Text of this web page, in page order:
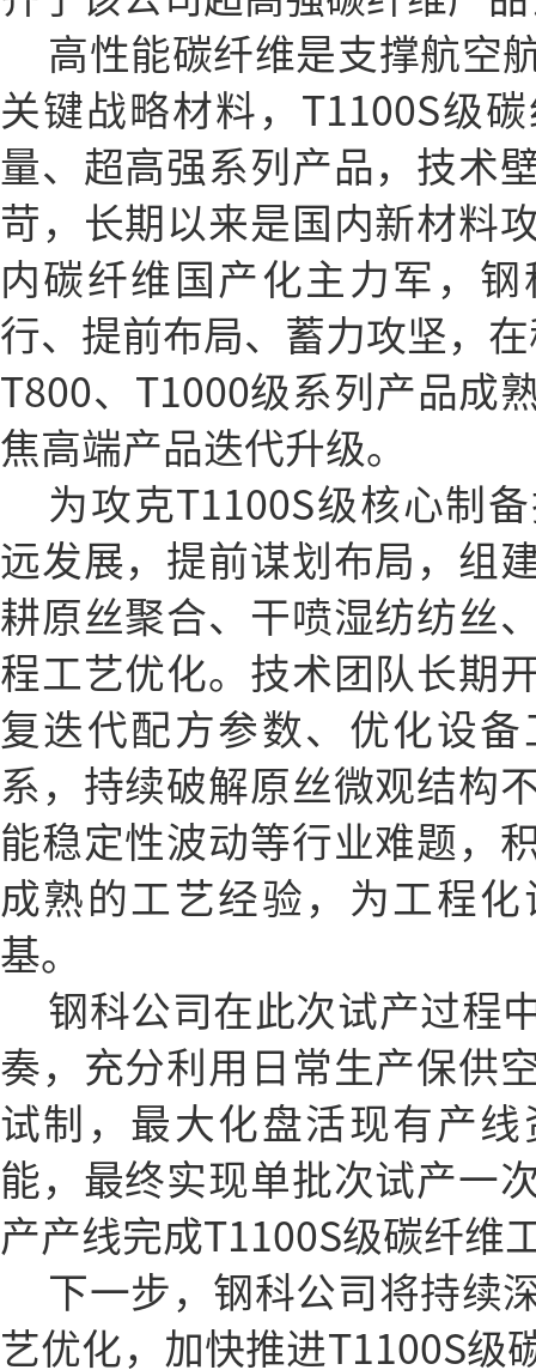
高性能碳纤维是支撑航空
关键战略材料，T1100S级
量、超高强系列产品，技术
苛，长期以来是国内新材料
内碳纤维国产化主力军，
行、提前布局、蓄力攻坚，
T800、T1000级系列产品成
焦高端产品迭代升级。
为攻克T1100S级核心制
远发展，提前谋划布局，组
耕原丝聚合、干喷湿纺纺丝
程工艺优化。技术团队长期
复迭代配方参数、优化设
系，持续破解原丝微观结构
能稳定性波动等行业难题，
成熟的工艺经验，为工程
基。
钢科公司在此次试产过程
奏，充分利用日常生产保供
试制，最大化盘活现有产
能，最终实现单批次试产一
产产线完成T1100S级碳纤维
下一步，钢科公司将持续
艺优化，加快推进T1100S级